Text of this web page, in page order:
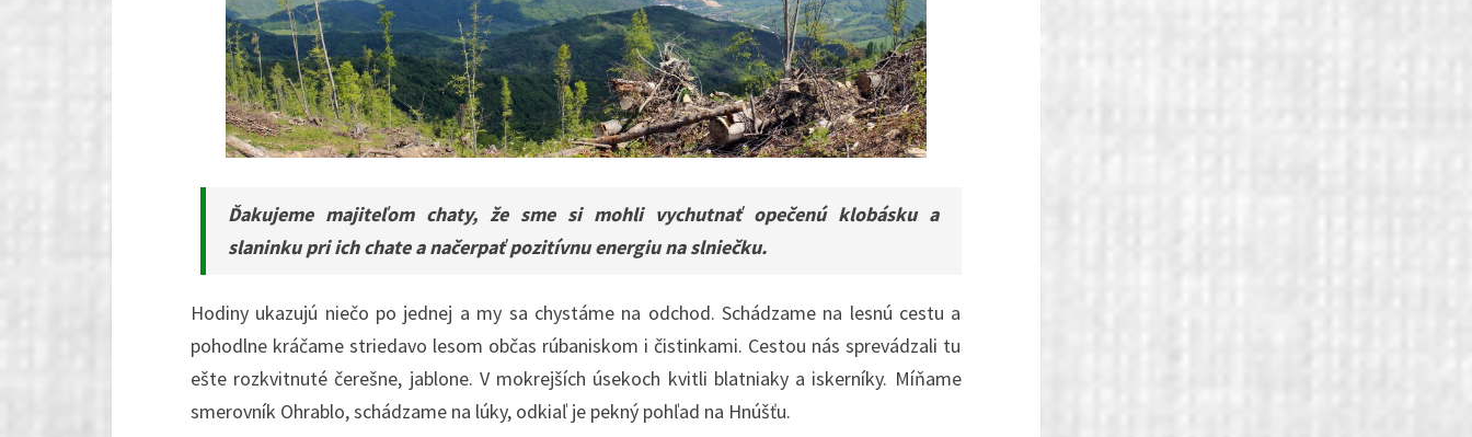
Ďakujeme majiteľom chaty, že sme si mohli vychutnať opečenú klobásku a
slaninku pri ich chate a načerpať pozitívnu energiu na slniečku.
Hodiny ukazujú niečo po jednej a my sa chystáme na odchod. Schádzame na lesnú cestu a
pohodlne kráčame striedavo lesom občas rúbaniskom i čistinkami. Cestou nás sprevádzali tu
ešte rozkvitnuté čerešne, jablone. V mokrejších úsekoch kvitli blatniaky a iskerníky. Míňame
smerovník Ohrablo, schádzame na lúky, odkiaľ je pekný pohľad na Hnúšťu.